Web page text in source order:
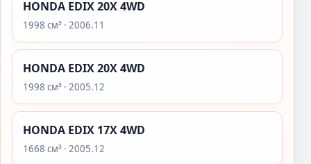
HONDA EDIX 20X 4WD
1998 см³ · 2006.11
HONDA EDIX 20X 4WD
1998 см³ · 2005.12
HONDA EDIX 17X 4WD
1668 см³ · 2005.12